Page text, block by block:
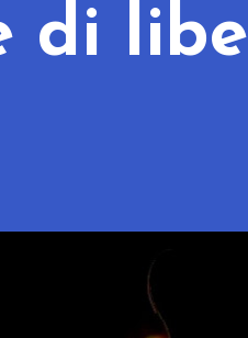
di